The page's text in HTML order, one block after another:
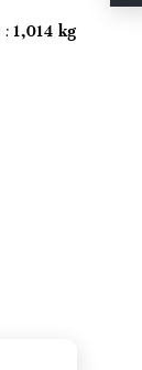
:1,014 kg